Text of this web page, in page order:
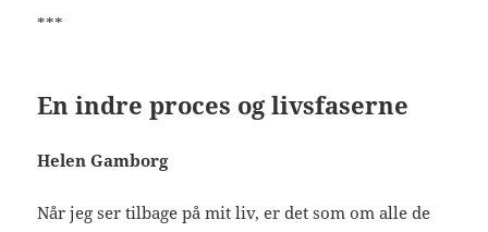
***
En indre proces og livsfaserne
Helen Gamborg
Når jeg ser tilbage på mit liv, er det som om alle de